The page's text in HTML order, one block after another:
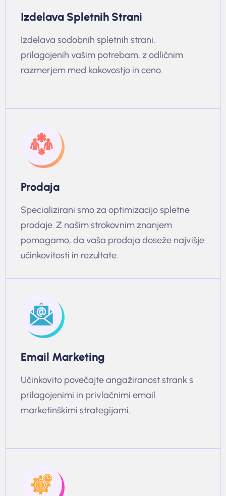
Izdelava Spletnih Strani
Izdelava sodobnih spletnih strani,
prilagojenih vašim potrebam, z odličnim
razmerjem med kakovostjo in ceno.
Prodaja
Specializirani smo za optimizacijo spletne
prodaje. Z našim strokovnim znanjem
pomagamo, da vaša prodaja doseže najvišje
učinkovitosti in rezultate.
Email Marketing
Učinkovito povečajte angažiranost strank s
prilagojenimi in privlačnimi email
marketinškimi strategijami.